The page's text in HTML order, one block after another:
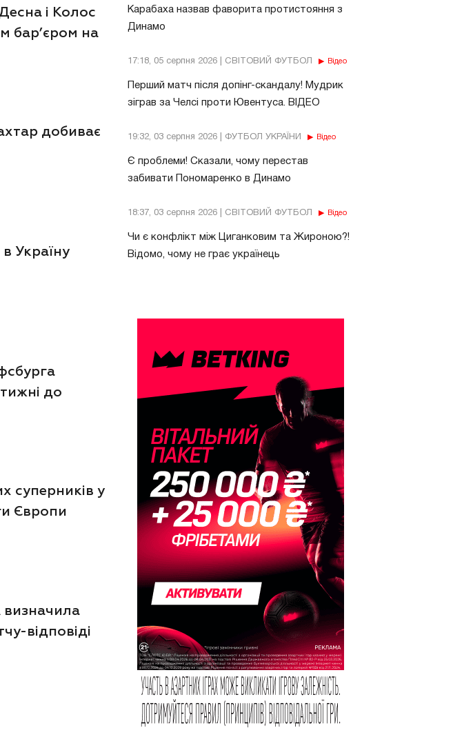
Карабаха назвав фаворита протистояння з
Динамо
17:18, 05 серпня 2026 | СВІТОВИЙ ФУТБОЛ Відео
Перший матч після допінг-скандалу! Мудрик
зіграв за Челсі проти Ювентуса. ВІДЕО
19:32, 03 серпня 2026 | ФУТБОЛ УКРАЇНИ Відео
Є проблеми! Сказали, чому перестав
забивати Пономаренко в Динамо
18:37, 03 серпня 2026 | СВІТОВИЙ ФУТБОЛ Відео
Чи є конфлікт між Циганковим та Жироною?!
Відомо, чому не грає українець
і Колос
бар’єром на
добиває
Україну
до
суперників у
Європи
відповіді